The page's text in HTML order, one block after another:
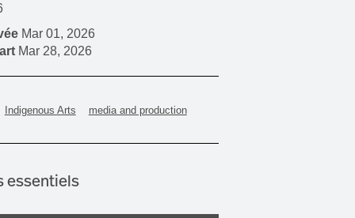
Mar 01, 2026
Mar 28, 2026
Indigenous Arts media and production
essentiels